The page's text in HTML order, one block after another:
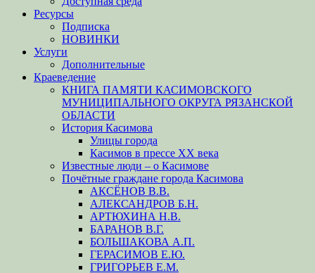
Ресурсы
Подписка
НОВИНКИ
Услуги
Дополнительные
Краеведение
КНИГА ПАМЯТИ КАСИМОВСКОГО
МУНИЦИПАЛЬНОГО ОКРУГА РЯЗАНСКОЙ
ОБЛАСТИ
История Касимова
Улицы города
Касимов в прессе XX века
Известные люди – о Касимове
Почётные граждане города Касимова
АКСЁНОВ В.В.
АЛЕКСАНДРОВ Б.Н.
АРТЮХИНА Н.В.
БАРАНОВ В.Г.
БОЛЬШАКОВА А.П.
ГЕРАСИМОВ Е.Ю.
ГРИГОРЬЕВ Е.М.